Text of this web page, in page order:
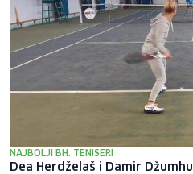
NAJBOLJI BH. TENISERI
Dea Herdželaš i Damir